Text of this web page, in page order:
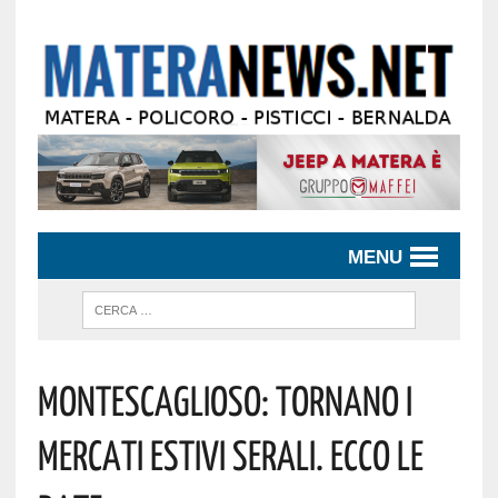
MENU
Montescaglioso: Tornano I
Mercati Estivi Serali. Ecco Le